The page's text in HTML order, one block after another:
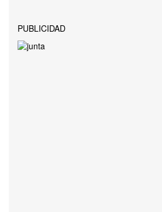
PUBLICIDAD